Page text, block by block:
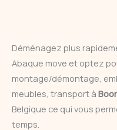
Déménagez plus
Abaque move et optez
montage/démontage,
meubles, transport à
Belgique ce qui vous
temps.